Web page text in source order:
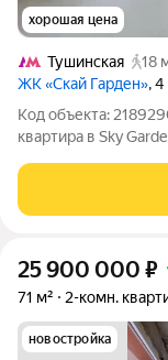
хорошая цена
Тушинская
18
ЖК «Скай Гарден»,
Код объекта:
квартира в Sky
отсутствие
использовался.
25 900 000 ₽
71 м² 2-комн.
новостройка